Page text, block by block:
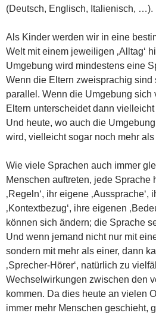
(Deutsch, Englisch, Italienisch, …).
Als Kinder werden wir in eine
Welt mit einem jeweiligen ‚Alltag‘
Umgebung wird mindestens eine
Wenn die Eltern zweisprachig sind
parallel. Wenn die Umgebung sich
Eltern unterscheidet dann
Und heute, wo auch die Umgebung
wird, vielleicht sogar noch mehr
Wie viele Sprachen auch immer
Menschen auftreten, jede Sprache
‚Regeln‘, ihr eigene ‚Aussprache‘,
‚Kontextbezug‘, ihre eigenen
können sich ändern; die Sprache
Und wenn jemand nicht nur mit
sondern mit mehr als einer, dann
‚Sprecher-Hörer‘, natürlich zu
Wechselwirkungen zwischen den
kommen. Da dies heute an vielen
immer mehr Menschen geschieht,